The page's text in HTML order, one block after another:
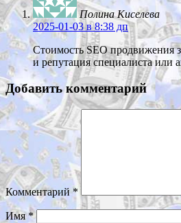
Полина Киселева
2025-01-03в 8:38 дп
Стоимость SEO продвижения
и репутация специалиста или
Добавить комментарий
Комментарий*
Имя*